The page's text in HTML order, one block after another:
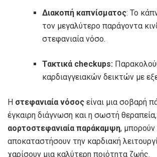
Διακοπή καπνίσματος: Το
τον μεγαλύτερο παράγοντα
στεφανιαία νόσο.
Τακτικά checkups:
καρδιαγγειακών δεικτών με
Η στεφανιαία νόσος είναι μια σοβαρή
έγκαιρη διάγνωση και η σωστή
αορτοστεφανιαία παράκαμψη, μπορούν
αποκαταστήσουν την καρδιακή
χαρίσουν μια καλύτερη ποιότητα ζωής.